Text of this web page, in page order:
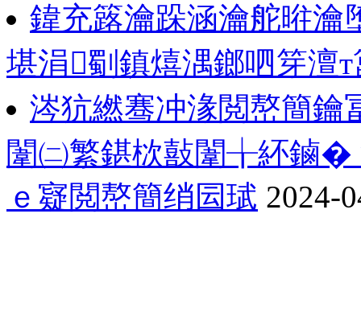
鍏充簬瀹跺涵瀹舵暀瀹
堪涓劅鎮熺湡鎯呬笌澶т
涔犺繎骞冲湪閲嶅簡
闈㈡繁鍖栨敼闈╁紑鏀�
ｅ寲閲嶅簡绡囩珷 2024-